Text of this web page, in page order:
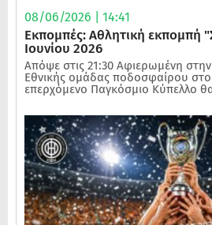
08/06/2026 | 14:41
Εκπομπές: Αθλητική εκπομπή
Ιουνίου 2026
Απόψε στις 21:30 Αφιερωμένη
Εθνικής ομάδας ποδοσφαίρου στο
επερχόμενο Παγκόσμιο Κύπελλο